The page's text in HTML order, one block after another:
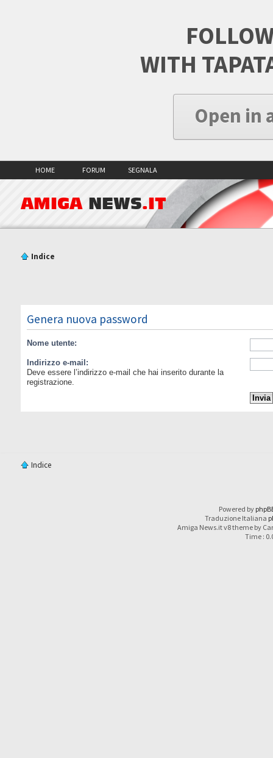
WITH
Open in
HOME FORUM SEGNALA
AMIGA NEWS.IT
Indice
Genera nuova password
Nome utente:
Indirizzo e-mail:
Deve essere l’indirizzo e-mail che hai inserito durante la
registrazione.
Indice
Powered by
Traduzione Italiana
Amiga News.it v8 theme by
Time :